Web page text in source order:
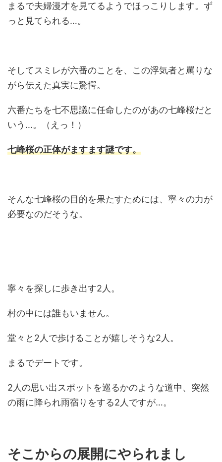
まるで夫婦漫才を見てるようでほっこりします。ず
っと見てられる…。
そしてスミレが六番のことを、この浮気者と罵りな
がら伝えた真実に驚愕。
六番たちを七不思議に任命したのがあの七峰桜だと
いう…。（えっ！）
七峰桜の正体がますます謎です。
そんな七峰桜の目的を果たすためには、寧々の力が
必要なのだそうな。
寧々を探しに歩き出す2人。
村の中には誰もいません。
堂々と2人で歩けることが嬉しそうな2人。
まるでデートです。
2人の思い出スポットを巡るかのような道中、突然
の雨に降られ雨宿りをする2人ですが…。
そこからの展開にやられまし